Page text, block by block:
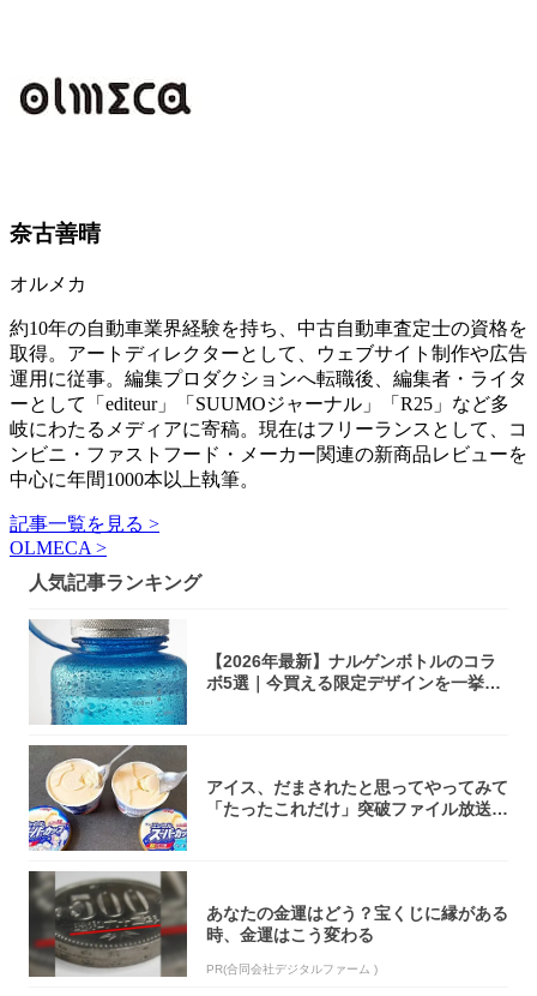
奈古善晴
オルメカ
約10年の自動車業界経験を持ち、中古自動車査定士の資格を
取得。アートディレクターとして、ウェブサイト制作や広告
運用に従事。編集プロダクションへ転職後、編集者・ライタ
ーとして「editeur」「SUUMOジャーナル」「R25」など多
岐にわたるメディアに寄稿。現在はフリーランスとして、コ
ンビニ・ファストフード・メーカー関連の新商品レビューを
中心に年間1000本以上執筆。
記事一覧を見る >
OLMECA >
人気記事ランキング
【2026年最新】ナルゲンボトルのコラ
ボ5選｜今買える限定デザインを一挙紹
アイス、だまされたと思ってやってみて
「たったこれだけ」突破ファイル放送で
あなたの金運はどう？宝くじに縁がある
時、金運はこう変わる
PR(合同会社デジタルファーム )